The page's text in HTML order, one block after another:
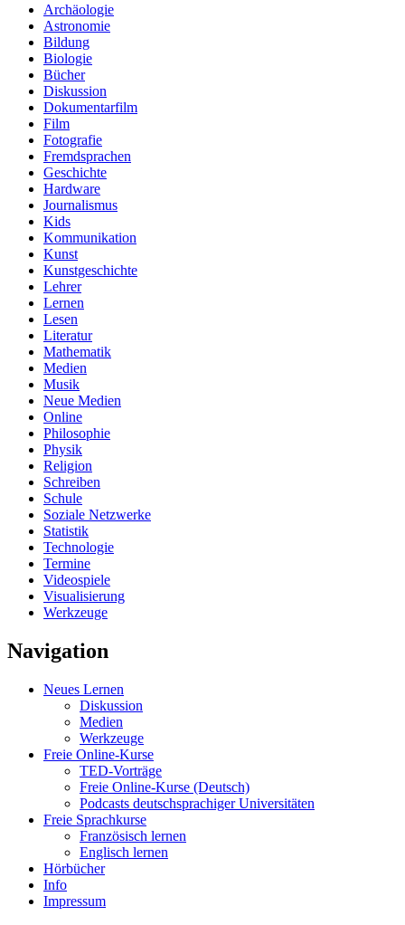
Archäologie
Astronomie
Bildung
Biologie
Bücher
Diskussion
Dokumentarfilm
Film
Fotografie
Fremdsprachen
Geschichte
Hardware
Journalismus
Kids
Kommunikation
Kunst
Kunstgeschichte
Lehrer
Lernen
Lesen
Literatur
Mathematik
Medien
Musik
Neue Medien
Online
Philosophie
Physik
Religion
Schreiben
Schule
Soziale Netzwerke
Statistik
Technologie
Termine
Videospiele
Visualisierung
Werkzeuge
Navigation
Neues Lernen
Diskussion
Medien
Werkzeuge
Freie Online-Kurse
TED-Vorträge
Freie Online-Kurse (Deutsch)
Podcasts deutschsprachiger Universitäten
Freie Sprachkurse
Französisch lernen
Englisch lernen
Hörbücher
Info
Impressum